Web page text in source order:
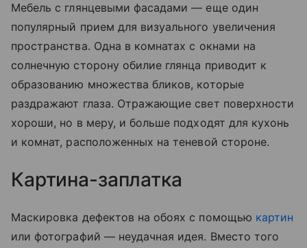
Мебель с глянцевыми фасадами — еще один
популярный прием для визуального увеличения
пространства. Одна в комнатах с окнами на
солнечную сторону обилие глянца приводит к
образованию множества бликов, которые
раздражают глаза. Отражающие свет поверхности
хороши, но в меру, и больше подходят для кухонь
и комнат, расположенных на теневой стороне.
Картина-заплатка
Маскировка дефектов на обоях с помощью картин
или фотографий — неудачная идея. Вместо того